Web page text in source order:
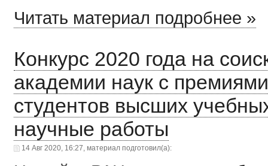
Читать материал подробнее »
Конкурс 2020 года на
академии наук с
студентов высших
научные работы
14 Авг 2020, 16:27, материал подготовил(а):